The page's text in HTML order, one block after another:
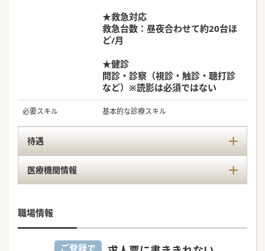
★救急対応
救急台数：昼夜合わせて約20台ほ
ど/月
★健診
問診・診察（視診・触診・聴打診
など）※読影は必須ではない
必要スキル 基本的な診療スキル
待遇
医療機関情報
職場情報
ご登録で